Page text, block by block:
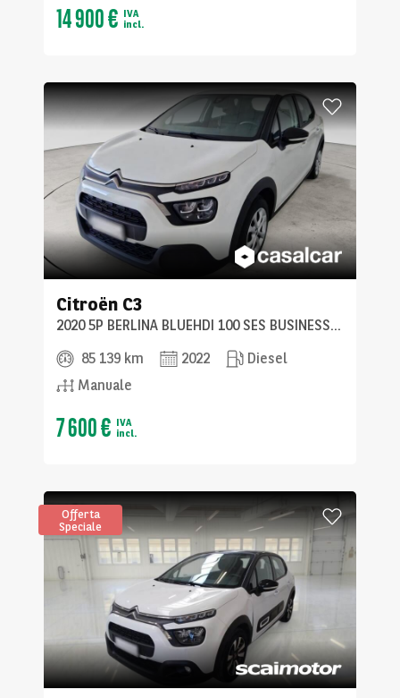
14 900 € IVA
incl.
Citroën C3
2020 5P BERLINA BLUEHDI 100 SES BUSINESS COMBI
85 139 km
2022
Diesel
Manuale
7 600 € IVA
incl.
Offerta
Speciale